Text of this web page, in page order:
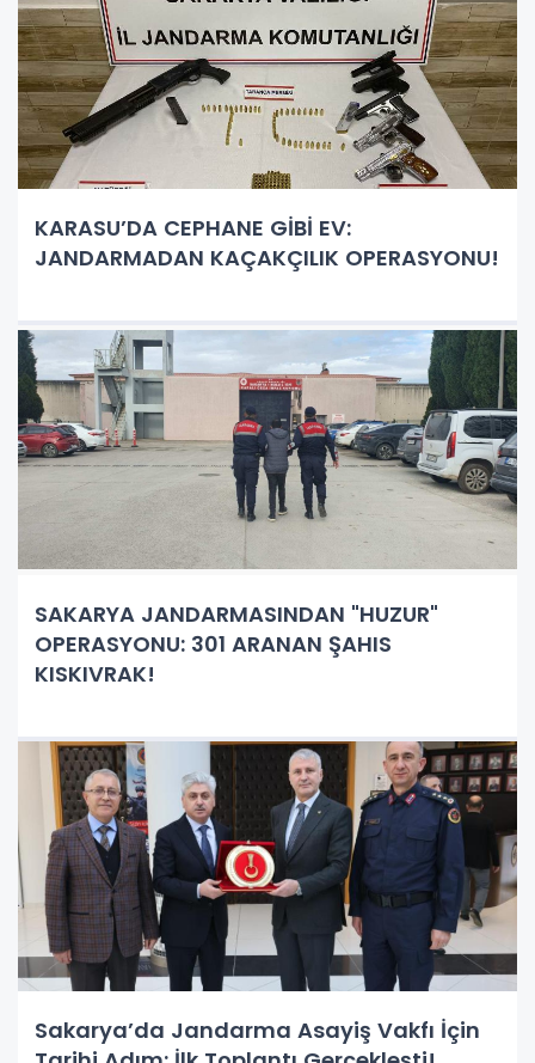
KARASU’DA CEPHANE GİBİ EV:
JANDARMADAN KAÇAKÇILIK OPERASYONU!
SAKARYA JANDARMASINDAN "HUZUR"
OPERASYONU: 301 ARANAN ŞAHIS
KISKIVRAK!
Sakarya’da Jandarma Asayiş Vakfı İçin